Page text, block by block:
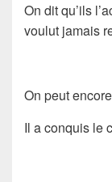
On dit qu’ils
voulut jamais
On peut
Il a conquis le